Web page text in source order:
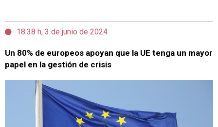
18:38 h, 3 de junio de 2024
Un 80% de europeos apoyan que la UE tenga un mayor
papel en la gestión de crisis